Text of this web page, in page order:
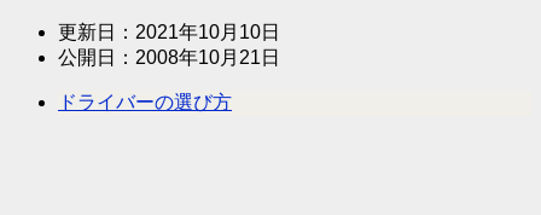
更新日： 2021年10月10日
公開日： 2008年10月21日
ドライバーの選び方